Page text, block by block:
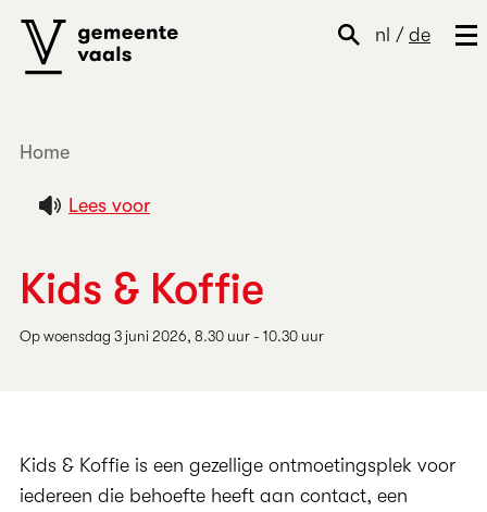
nl / de
Home
Lees voor
Kids & Koffie
Op woensdag 3 juni 2026, 8.30 uur - 10.30 uur
Kids & Koffie is een gezellige ontmoetingsplek voor
iedereen die behoefte heeft aan contact, een